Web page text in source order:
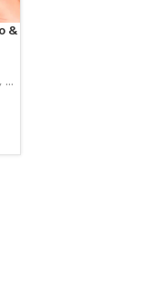
&
, DEVOCIONAL